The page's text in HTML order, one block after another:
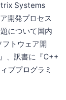
Systems
開発プロセス
について国内
トウェア開
、訳書に『C++
ブプログラミ